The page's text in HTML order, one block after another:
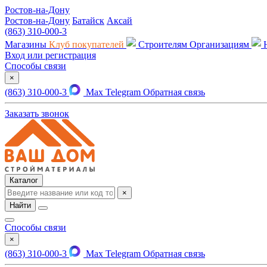
Ростов-на-Дону
Ростов-на-Дону Батайск Аксай
(863) 310-000-3
Магазины Клуб покупателей Строителям Организациям
Вход или регистрация
Способы связи
×
(863) 310-000-3 Max Telegram Обратная связь
Заказать звонок
Каталог
×
Найти
Способы связи
×
(863) 310-000-3 Max Telegram Обратная связь